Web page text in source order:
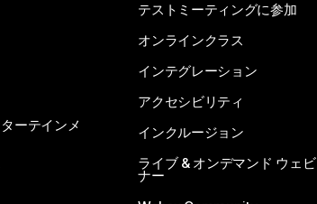
ーテインメ
テストミーティングに参加
オンラインクラス
インテグレーション
アクセシビリティ
インクルージョン
ライブ & オンデマンド ウェビ
ナー